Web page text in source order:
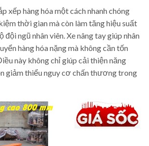
xếp hàng hóa một cách nhanh chóng
thời gian mà còn làm tăng hiệu suất
đội ngũ nhân viên. Xe nâng tay giúp nhân
hàng hóa nặng mà không cần tốn
này không chỉ giúp cải thiện năng
giảm thiểu nguy cơ chấn thương trong